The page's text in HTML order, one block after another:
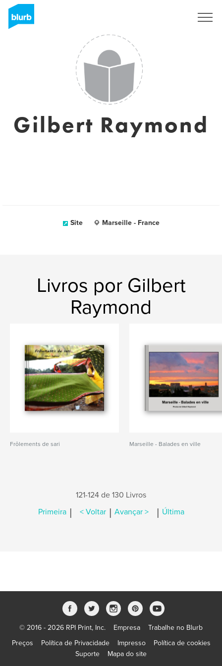
Gilbert Raymond
Site Marseille - France
Livros por Gilbert
Raymond
Frôlements de sari Marseille - Balades en ville
121-124 de 130 Livros
Primeira | < Voltar | Avançar > | Última
© 2016 - 2026 RPI Print, Inc. Empresa
Trabalhe no Blurb
Preços
Política de Privacidade Impresso
Política de cookies
Suporte
Mapa do site